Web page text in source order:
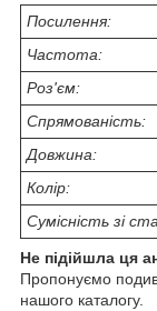
Посилення:
Частота:
Роз'єм:
Спрямованість:
Довжина:
Колір:
Сумісність зі
Не підійшла ця
Пропонуємо
нашого каталогу.